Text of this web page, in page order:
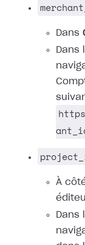
Dans
Dans
À
Dans